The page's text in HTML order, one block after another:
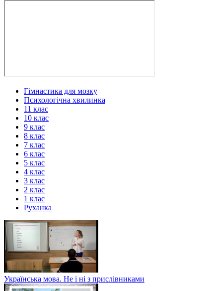
Гімнастика для мозку
Психологічна хвилинка
11 клас
10 клас
9 клас
8 клас
7 клас
6 клас
5 клас
4 клас
3 клас
2 клас
1 клас
Руханка
Українська мова. Не і ні з прислівниками